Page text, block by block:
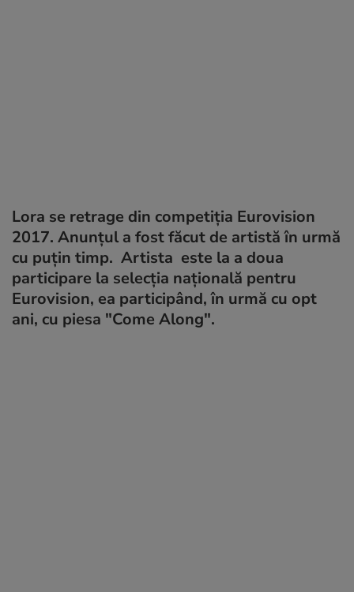
Lora se retrage din competiția Eurovision
2017. Anunțul a fost făcut de artistă în urmă
cu puțin timp. Artista este la a doua
participare la selecţia naţională pentru
Eurovision, ea participând, în urmă cu opt
ani, cu piesa "Come Along".